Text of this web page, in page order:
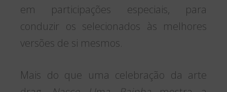
em participações especiais, para
conduzir os selecionados às melhores
versões de si mesmos.
Mais do que uma celebração da arte